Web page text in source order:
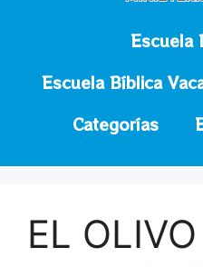
Escuela
Escuela Bíblica
Categorías
EL OLIVO